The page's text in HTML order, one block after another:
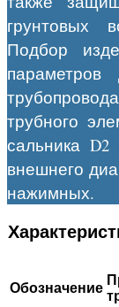
грунтовых
Подбор
трубного
сальника
внешнего
нажимных.
Обозначение